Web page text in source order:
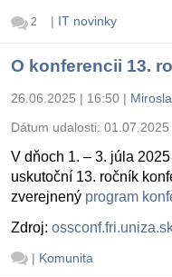
2 | IT novinky
O konferencii 13.
26.06.2025 | 16:50 |
Dátum udalosti: 01.07.2025
V dňoch 1. – 3. júla
uskutoční 13. ročník
zverejnený program
Zdroj:
| Komunita